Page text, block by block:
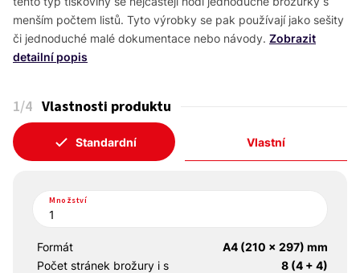
menším počtem listů. Tyto výrobky se pak používají jako sešity
či jednoduché malé dokumentace nebo návody. Zobrazit
detailní popis
1/4 Vlastnosti produktu
Standardní Vlastní
Množství
Formát
A4 (210 x 297) mm
Počet stránek brožury i s
8 (4 + 4)